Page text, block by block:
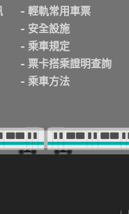
輕軌常用車票
安全設施
乘車規定
票卡搭乘證明查詢
乘車方法